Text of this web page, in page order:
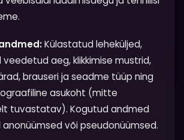
Külastatud leheküljed,
veedetud aeg, klikkimise mustrid,
brauseri ja seadme tüüp ning
asukoht (mitte
tuvastatav). Kogutud andmed
anonüümsed või pseudonüümsed.